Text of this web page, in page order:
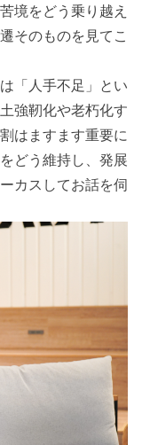
境をどう乗り越え
そのものを見てこ
「人手不足」とい
強靭化や老朽化す
はますます重要に
どう維持し、発展
カスしてお話を伺